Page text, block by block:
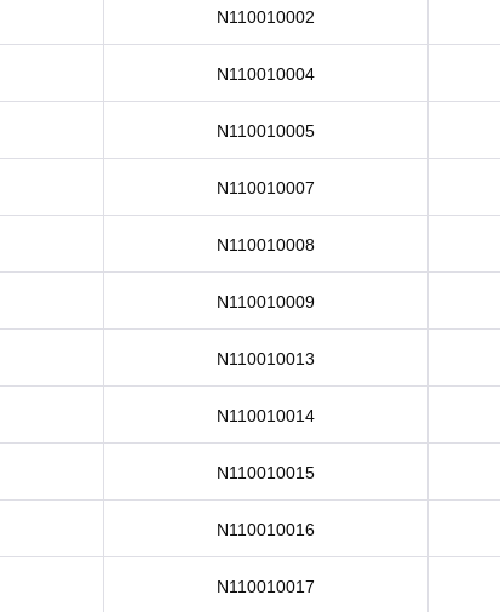
N110010002
N110010004
N110010005
N110010007
N110010008
N110010009
N110010013
N110010014
N110010015
N110010016
N110010017